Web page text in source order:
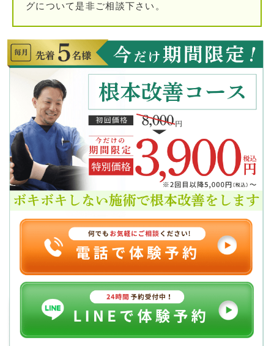
グについて是非ご相談下さい。